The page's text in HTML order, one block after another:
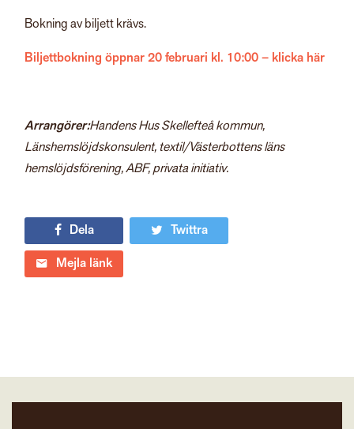
Bokning av biljett krävs.
Biljettbokning öppnar 20 februari kl. 10:00 – klicka här
Arrangörer:Handens Hus Skellefteå kommun,
Länshemslöjdskonsulent, textil/Västerbottens läns
hemslöjdsförening, ABF, privata initiativ.
Dela
Twittra
Mejla länk